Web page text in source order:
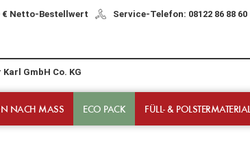
€ Netto-Bestellwert Service-Telefon: 08122 86 88 60
GmbH Co. KG
NACH MASS ECO PACK FÜLL- & POLSTER­MATERIAL